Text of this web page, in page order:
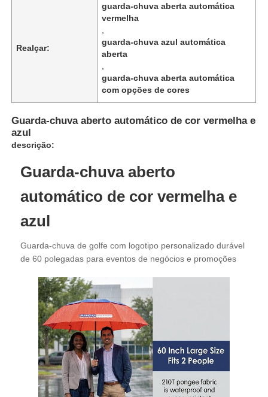
Casa
Quem Somos
Fábrica
Controle de Qualidade
Fale Conosco
notícias
Realçar:
guarda-chuva aberta automática
vermelha
guarda-chuva azul automática
aberta
guarda-chuva aberta automática
com opções de cores
Guarda-chuva aberto automático de cor vermelha e
azul
descrição:
Guarda-chuva aberto
automático de cor vermelha e
azul
Guarda-chuva de golfe com logotipo personalizado durável
de 60 polegadas para eventos de negócios e promoções